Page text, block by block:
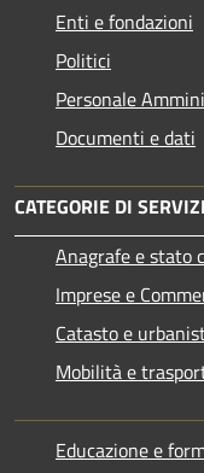
Enti e fondazioni
Politici
Personale
Documenti e dati
CATEGORIE DI
Anagrafe e stato
Imprese e
Catasto e
Mobilità e
Educazione e